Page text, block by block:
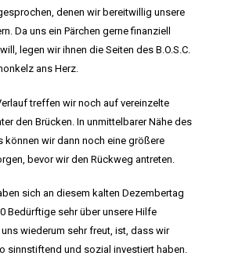
denen wir bereitwillig unsere
Da uns ein Pärchen gerne finanziell
legen wir ihnen die Seiten des B.O.S.C.
ans Herz.
treffen wir noch auf vereinzelte
den Brücken. In unmittelbarer Nähe des
können wir dann noch eine größere
bevor wir den Rückweg antreten.
sich an diesem kalten Dezembertag
Bedürftige sehr über unsere Hilfe
wiederum sehr freut, ist, dass wir
sinnstiftend und sozial investiert haben.
HOME
MANIFEST